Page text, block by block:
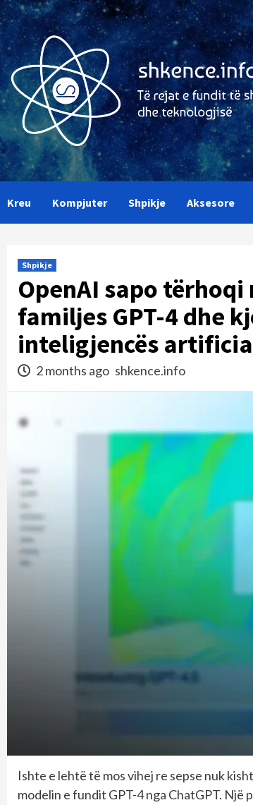
Skip
to
content
Kreu Kompjuter Shpikje Aksesore
Shpikje
OpenAI sapo
familjes GPT-4 dhe
inteligjencës
2 months ago shkence.info
Ishte e lehtë të mos vihej re sepse nuk
modelin e fundit GPT-4 nga ChatGPT.